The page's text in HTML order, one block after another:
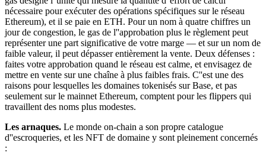
nécessaire pour exécuter des opérations spécifiques sur le réseau
Ethereum), et il se paie en ETH. Pour un nom à quatre chiffres un
jour de congestion, le gas de l''approbation plus le règlement peut
représenter une part significative de votre marge — et sur un nom de
faible valeur, il peut dépasser entièrement la vente. Deux défenses :
faites votre approbation quand le réseau est calme, et envisagez de
mettre en vente sur une chaîne à plus faibles frais. C''est une des
raisons pour lesquelles les domaines tokenisés sur Base, et pas
seulement sur le mainnet Ethereum, comptent pour les flippers qui
travaillent des noms plus modestes.
Les arnaques. Le monde on-chain a son propre catalogue
d''escroqueries, et les NFT de domaine y sont pleinement concernés
: